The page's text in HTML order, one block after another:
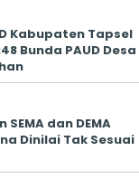
Kabupaten Tapsel
Bunda PAUD Desa
dan DEMA
Dinilai Tak Sesuai